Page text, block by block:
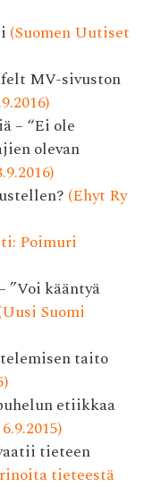
(Suomen Uutiset
MV-sivuston
– “Ei ole
olevan
(Ehyt Ry
Poimuri
kääntyä
Suomi
taito
etiikkaa
tieteen
tieteestä